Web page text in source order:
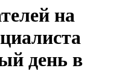
на
день в